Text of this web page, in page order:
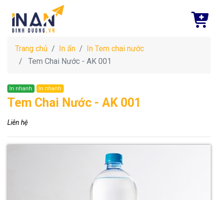
Trang chủ In ấn
In Tem chai nước
Tem Chai Nước - AK 001
In nhanh In nhanh
Tem Chai Nước - AK 001
Liên hệ